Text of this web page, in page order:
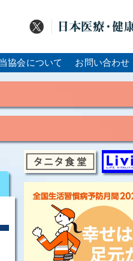
当協会について お問い合わせ
／痛風
脳出血
大腸がん
骨粗鬆